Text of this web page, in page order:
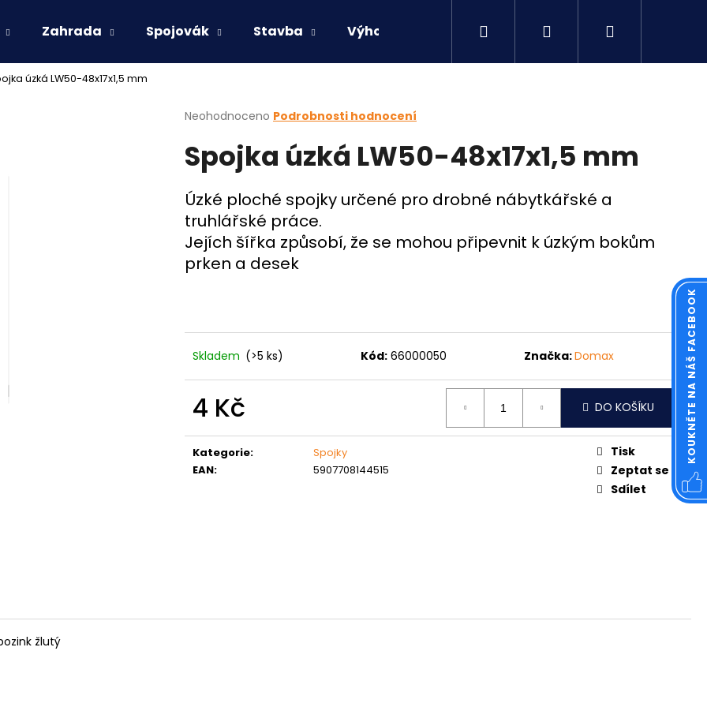
Zahrada Spojovák Stavba Výhodné sety Kontakty Přihlášení
úzká LW50-48x17x1,5 mm
Průměrné
produktu
je
z
5
hvězdiček.
Neohodnoceno Podrobnosti hodnocení
Spojka úzká LW50-48x17x1,5 mm
Úzké ploché spojky určené pro drobné nábytkářské a
truhlářské práce.
Jejích šířka způsobí, že se mohou připevnit k úzkým bokům
prken a desek
Skladem (>5 ks) Kód: 66000050 Značka:Domax
4 Kč
cena:
DO KOŠÍKU
Kategorie:
Spojky
EAN: 5907708144515
Tisk
Zeptat se
Sdílet
žlutý
Co potřebujete najít?
HLEDAT
MATICE ŠESTIHRANNÁ PRODLOUŽENÁ
PODLOŽKA PÉROVÁ ČTVERCOVÁ NEREZ
0,10 Kč
KOUKNĚTE NA NÁŠ FACEBOOK